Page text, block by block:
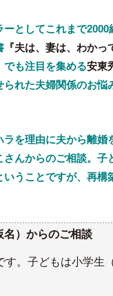
としてこれまで2000
『夫は、妻は、わかっ
でも注目を集める安東
れた夫婦関係のお悩
を理由に夫から離婚
さんからのご相談。子
いうことですが、再構
名） からのご相談
。子どもは小学生